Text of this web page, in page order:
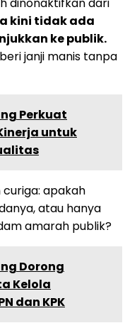
kini tidak ada
ke publik.
janji manis tanpa
Perkuat
untuk
apakah
atau hanya
amarah publik?
Dorong
Kelola
dan KPK